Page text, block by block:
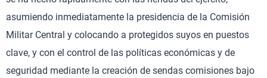
asumiendo inmediatamente la presidencia de la Comisión
Militar Central y colocando a protegidos suyos en puestos
clave, y con el control de las políticas económicas y de
seguridad mediante la creación de sendas comisiones bajo